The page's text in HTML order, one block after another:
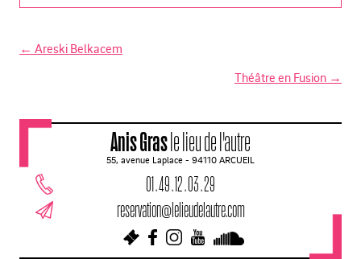
v
g
← Areski Belkacem
Théâtre en Fusion →
Anis Grasle lieu de l'autre
55, avenue Laplace - 94110 ARCUEIL
01 . 49 . 12 . 03 . 29
reservation@lelieudelautre.com